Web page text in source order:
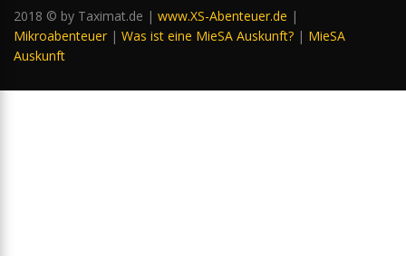
2018 © by Taximat.de | www.XS-Abenteuer.de |
Mikroabenteuer | Was ist eine MieSA Auskunft? | MieSA
Auskunft